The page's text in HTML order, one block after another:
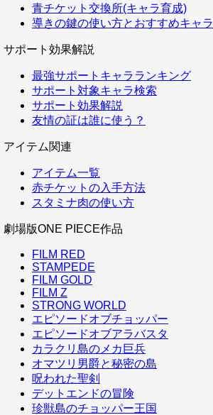
青チケット交換所(キャラ育成)
導きの鍵の使い方とおすすめキャラ
サポート効果解説
最強サポートキャラランキング
サポート対象キャラ検索
サポート効果解説
友情の証は誰に使う？
アイテム関連
アイテム一覧
赤チケットの入手方法
スタミナ肉の使い方
劇場版ONE PIECE作品
FILM RED
STAMPEDE
FILM GOLD
FILM Z
STRONG WORLD
エピソードオブチョッパー
エピソードオブアラバスタ
カラクリ島のメカ巨兵
オマツリ男爵と秘密の島
呪われた聖剣
デットエンドの冒険
珍獣島のチョッパー王国